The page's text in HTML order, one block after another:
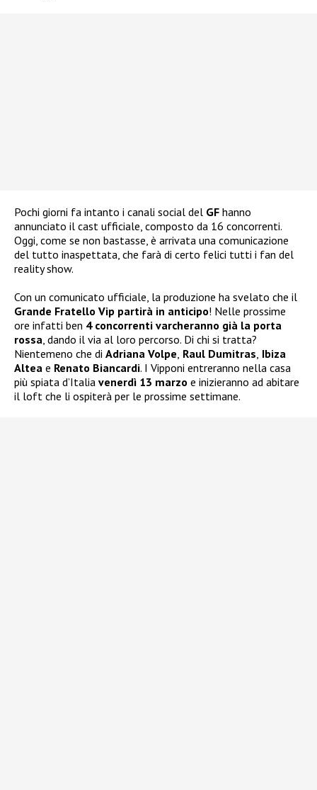
Pochi giorni fa intanto i canali social del GF hanno
annunciato il cast ufficiale, composto da 16 concorrenti.
Oggi, come se non bastasse, è arrivata una comunicazione
del tutto inaspettata, che farà di certo felici tutti i fan del
reality show.
Con un comunicato ufficiale, la produzione ha svelato che il
Grande Fratello Vip partirà in anticipo! Nelle prossime
ore infatti ben 4 concorrenti varcheranno già la porta
rossa , dando il via al loro percorso. Di chi si tratta?
Nientemeno che di Adriana Volpe Raul Dumitras Ibiza
Altea e Renato Biancardi. I Vipponi entreranno nella casa
più spiata d’Italia venerdì 13 marzo e inizieranno ad abitare
il loft che li ospiterà per le prossime settimane.